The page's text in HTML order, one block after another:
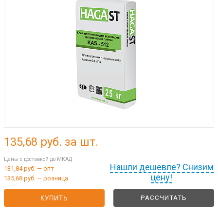
Нашли дешевле? Снизим
цену!
135,68 руб. за шт.
Цены с доставкой до МКАД
131,84 руб. — опт
135,68 руб. — розница
КУПИТЬ РАССЧИТАТЬ